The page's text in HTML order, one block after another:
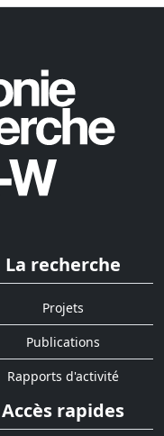
La recherche
Projets
Publications
Rapports d'activité
Accès rapides